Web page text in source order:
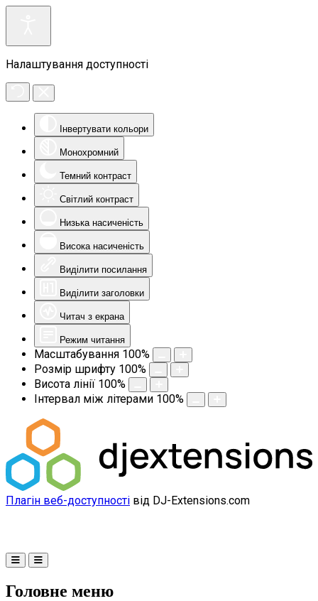
Налаштування доступності
Інвертувати кольори
Монохромний
Темний контраст
Світлий контраст
Низька насиченість
Висока насиченість
Виділити посилання
Виділити заголовки
Читач з екрана
Режим читання
Масштабування 100%
Розмір шрифту 100%
Висота лінії 100%
Інтервал між літерами 100%
Плагін веб-доступності від DJ-Extensions.com
Головне меню